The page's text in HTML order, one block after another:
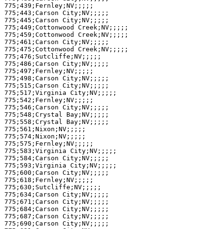
775;439;Fernley;NV;;;;;
775;443;Carson City;NV;;;;;
775;445;Carson City;NV;;;;;
775;449;Cottonwood Creek;NV;;;;;
775;459;Cottonwood Creek;NV;;;;;
775;461;Carson City;NV;;;;;
775;475;Cottonwood Creek;NV;;;;;
775;476;Sutcliffe;NV;;;;;
775;486;Carson City;NV;;;;;
775;497;Fernley;NV;;;;;
775;498;Carson City;NV;;;;;
775;515;Carson City;NV;;;;;
775;517;Virginia City;NV;;;;;
775;542;Fernley;NV;;;;;
775;546;Carson City;NV;;;;;
775;548;Crystal Bay;NV;;;;;
775;558;Crystal Bay;NV;;;;;
775;561;Nixon;NV;;;;;
775;574;Nixon;NV;;;;;
775;575;Fernley;NV;;;;;
775;583;Virginia City;NV;;;;;
775;584;Carson City;NV;;;;;
775;593;Virginia City;NV;;;;;
775;600;Carson City;NV;;;;;
775;618;Fernley;NV;;;;;
775;630;Sutcliffe;NV;;;;;
775;634;Carson City;NV;;;;;
775;671;Carson City;NV;;;;;
775;684;Carson City;NV;;;;;
775;687;Carson City;NV;;;;;
775;690;Carson City;NV;;;;;